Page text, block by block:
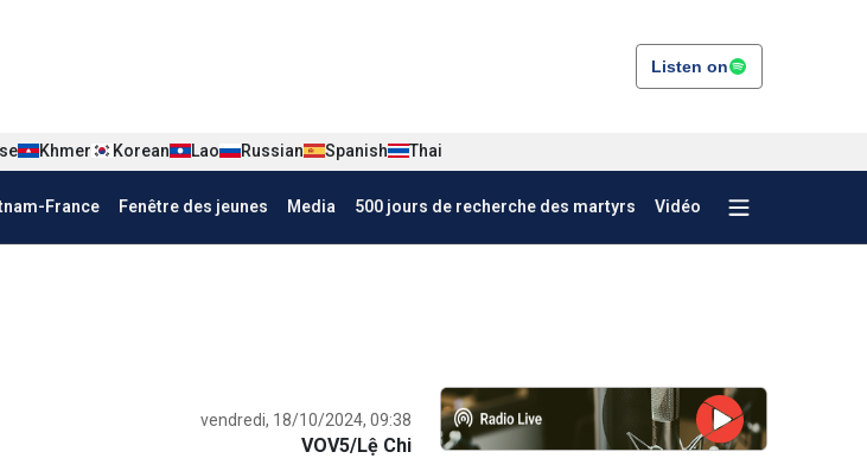
Listen on
Khmer Korean Lao Russian Spanish Thai
France Fenêtre des jeunes Media 500 jours de recherche des martyrs Vidéo
vendredi, 18/10/2024, 09:38
VOV5/Lệ Chi